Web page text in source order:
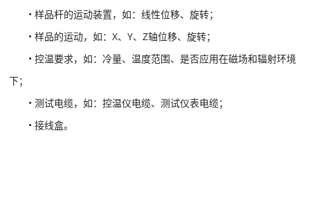
• 样品杆的运动装置，如：线性位移、旋转；
• 样品的运动，如：X、Y、Z轴位移、旋转；
• 控温要求，如：冷量、温度范围、是否应用在磁场和辐射环境
下；
• 测试电缆，如：控温仪电缆、测试仪表电缆；
• 接线盒。